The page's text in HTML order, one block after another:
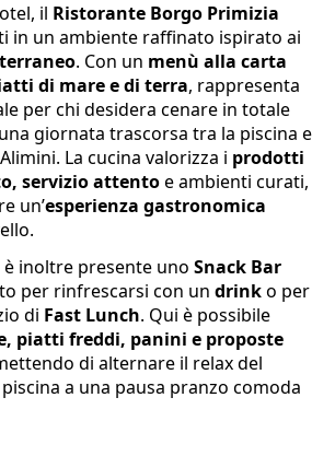
il Ristorante Borgo Primizia
in un ambiente raffinato ispirato ai
. Con un menù alla carta
di mare e di terra, rappresenta
per chi desidera cenare in totale
giornata trascorsa tra la piscina e
La cucina valorizza i prodotti
servizio attentoe ambienti curati,
un’esperienza gastronomica
è inoltre presente uno Snack Bar
per rinfrescarsi con un drinko per
di Fast Lunch. Qui è possibile
piatti freddi, panini e proposte
di alternare il relax del
a una pausa pranzo comoda